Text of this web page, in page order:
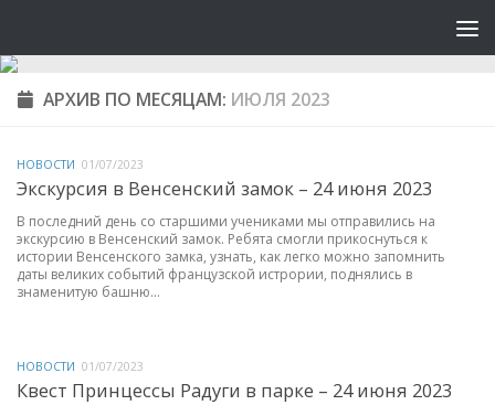
АРХИВ ПО МЕСЯЦАМ: ИЮЛЯ 2023
НОВОСТИ 01/07/2023
Экскурсия в Венсенский замок – 24 июня 2023
В последний день со старшими учениками мы отправились на
экскурсию в Венсенский замок. Ребята смогли прикоснуться к
истории Венсенского замка, узнать, как легко можно запомнить
даты великих событий французской истрории, поднялись в
знаменитую башню...
НОВОСТИ 01/07/2023
Квест Принцессы Радуги в парке – 24 июня 2023